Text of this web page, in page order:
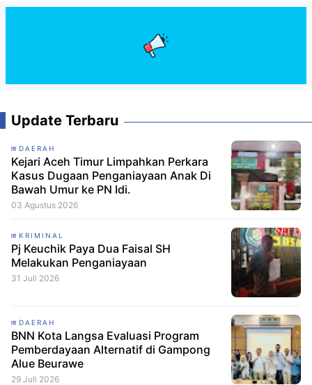
Update Terbaru
DAERAH
Kejari Aceh Timur Limpahkan Perkara
Kasus Dugaan Penganiayaan Anak Di
Bawah Umur ke PN Idi.
03 Agustus 2026
KRIMINAL
Pj Keuchik Paya Dua Faisal SH
Melakukan Penganiayaan
31 Juli 2026
DAERAH
BNN Kota Langsa Evaluasi Program
Pemberdayaan Alternatif di Gampong
Alue Beurawe
29 Juli 2026